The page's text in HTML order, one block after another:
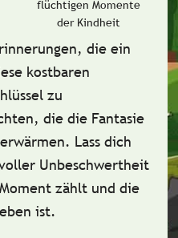
flüchtigen Momente
der Kindheit
die ein
kostbaren
zu
die die Fantasie
Lass dich
Unbeschwertheit
zählt und die
ist.